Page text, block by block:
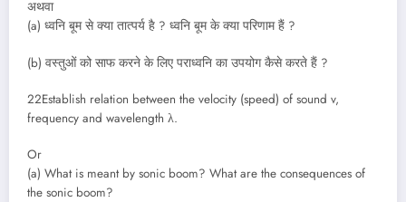
अथवा
(a) ध्वनि बूम से क्या तात्पर्य है ? ध्वनि बूम के क्या परिणाम हैं ?
(b) वस्तुओं को साफ करने के लिए पराध्वनि का उपयोग कैसे करते हैं ?
22Establish relation between the velocity (speed) of sound v,
frequency and wavelength λ.
Or
(a) What is meant by sonic boom? What are the consequences of
the sonic boom?